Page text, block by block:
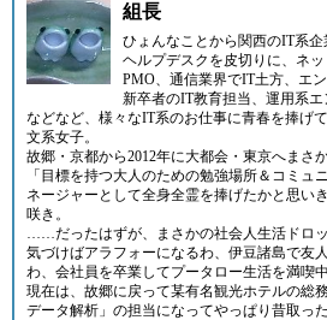
組長
ひょんなことから関西のIT系企
ヘルプデスクを皮切りに、ネ
PMO、通信業界でIT土方、エ
新卒者のIT教育担当、運用系
などなど、様々なIT系のお仕事に青春を捧げ
文系女子。
故郷・京都から2012年に大都会・東京へまさ
「目標を持つ大人のための勉強場所＆コミュニ
ネージャーとして全身全霊を捧げたかと思い
咲き。
……だったはずが、まさかの社会人生活ドロッ
気づけばアラフォーになるわ、伊豆諸島で友
わ、会社員を卒業してプータロー生活を満喫中
現在は、故郷に戻って某有名観光ホテルの総
データ解析」の担当になってやっぱり昔取っ